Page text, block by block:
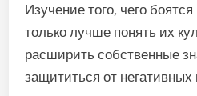
Изучение того, чего
только лучше понять их
расширить собственные
защититься от